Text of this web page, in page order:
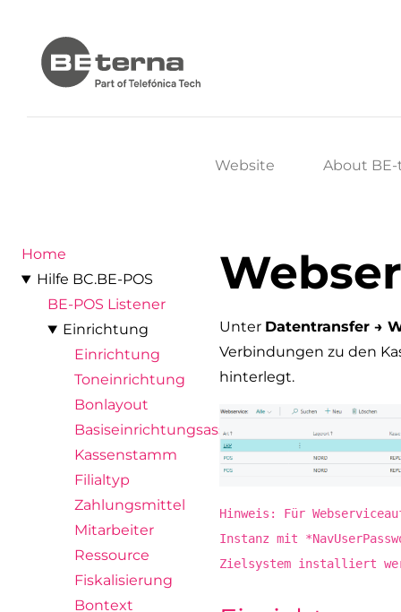
Website About
Home
Hilfe BC.BE-POS
BE-POS Listener
Einrichtung
Einrichtung
Toneinrichtung
Bonlayout
Basiseinrichtungsassistent
Kassenstamm
Filialtyp
Zahlungsmittel
Mitarbeiter
Ressource
Fiskalisierung
Bontext
Unter Datentransfer →
Verbindungen zu den
hinterlegt.
Hinweis: Für
Instanz mit
Zielsystem installiert